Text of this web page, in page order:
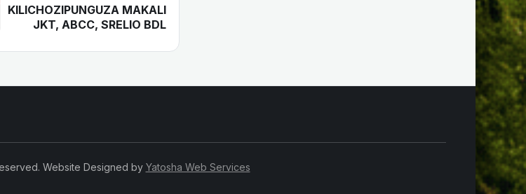
KILICHOZIPUNGUZA MAKALI
JKT, ABCC, SRELIO BDL
Website Designed by Yatosha Web Services